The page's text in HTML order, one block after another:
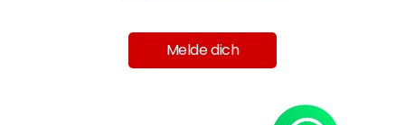
Melde dich